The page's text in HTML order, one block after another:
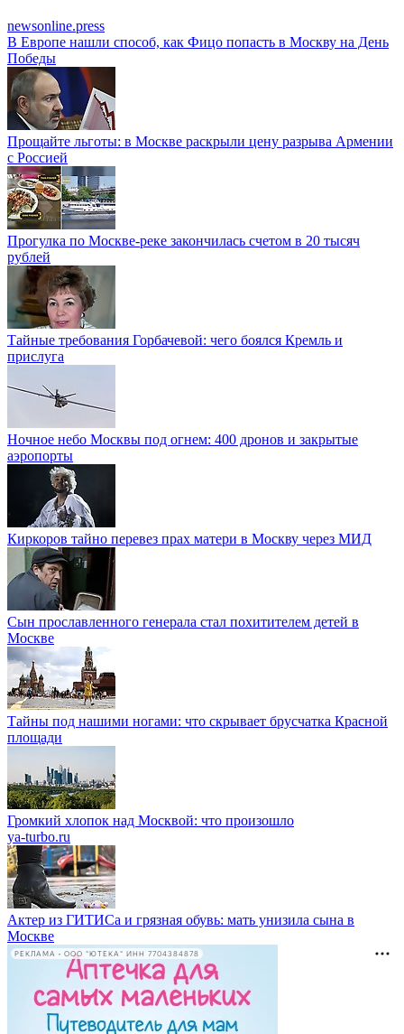
newsonline.press
В Европе нашли способ, как Фицо попасть в Москву на День
Победы
Прощайте льготы: в Москве раскрыли цену разрыва Армении
с Россией
Прогулка по Москве-реке закончилась счетом в 20 тысяч
рублей
Тайные требования Горбачевой: чего боялся Кремль и
прислуга
Ночное небо Москвы под огнем: 400 дронов и закрытые
аэропорты
Киркоров тайно перевез прах матери в Москву через МИД
Сын прославленного генерала стал похитителем детей в
Москве
Тайны под нашими ногами: что скрывает брусчатка Красной
площади
Громкий хлопок над Москвой: что произошло
ya-turbo.ru
Актер из ГИТИСа и грязная обувь: мать унизила сына в
Москве
РЕКЛАМА • ООО "ЮТЕКА" ИНН 7704384878